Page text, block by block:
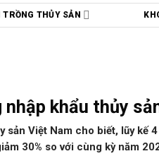
TRỒNG THỦY SẢN
khẩu thủy
sản Việt Nam cho biết, lũy kế
30% so với cùng kỳ năm